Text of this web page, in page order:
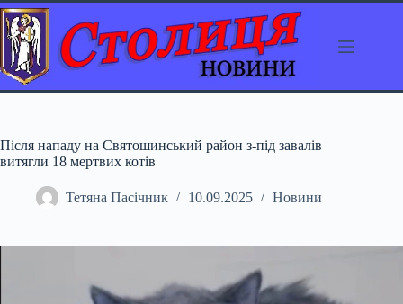
Перейти
до
вмісту
Після нападу на Святошинський район з-під завалів
витягли 18 мертвих котів
Тетяна Пасічник 10.09.2025 Новини